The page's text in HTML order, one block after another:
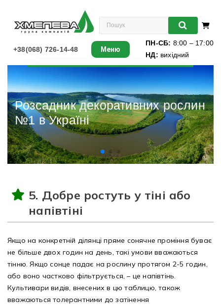
+38(068) 726-14-48
ПН-СБ: 8:00 – 17:00
НД: вихідний
Меню
Листяні
Хвойні
Ліани
Багаторічники
Виноград
Книги
Рубрикатор рослин
Інформація
Про розсадник
Розсадник декоративних рослин
№1 в Україні
5. Добре ростуть у тіні або
напівтіні
Якщо на конкретній ділянці пряме сонячне проміння буває
не більше двох годин на день, такі умови вважаються
тінню. Якщо сонце падає на рослину протягом 2-5 годин,
або воно частково фільтрується, – це напівтінь.
Культивари видів, внесених в цю таблицю, також
вважаються толерантними до затінення